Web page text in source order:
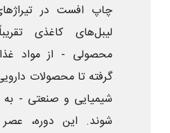
چاپ افست در
لیبل‌های کاغذی
محصولی - از مواد
گرفته تا محصولات
شیمیایی و صنعتی - به
شوند. این دوره، عصر